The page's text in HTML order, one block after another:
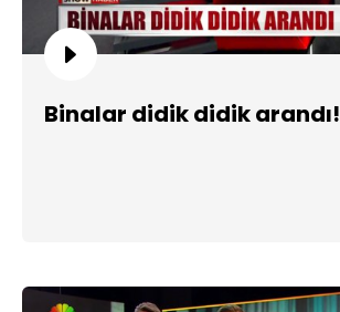
Binalar didik didik arandı!